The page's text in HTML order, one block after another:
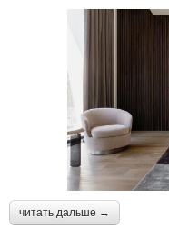
читать дальше →